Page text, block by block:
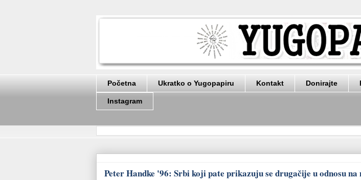
Početna Ukratko o Yugopapiru Kontakt Donirajte
Instagram
Peter Handke '96: Srbi koji pate prikazuju se drugačije u odnosu